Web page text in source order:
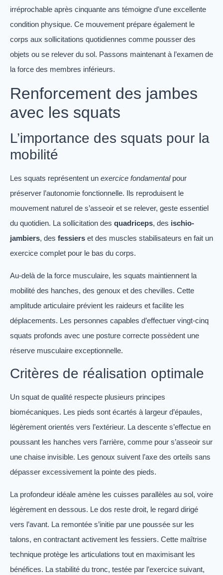
irréprochable après cinquante ans témoigne d’une excellente
condition physique. Ce mouvement prépare également le
corps aux sollicitations quotidiennes comme pousser des
objets ou se relever du sol. Passons maintenant à l’examen de
la force des membres inférieurs.
Renforcement des jambes
avec les squats
L’importance des squats pour la
mobilité
Les squats représentent un exercice fondamentalpour
préserver l’autonomie fonctionnelle. Ils reproduisent le
mouvement naturel de s’asseoir et se relever, geste essentiel
du quotidien. La sollicitation des quadriceps, des ischio-
jambiers, des fessiers et des muscles stabilisateurs en fait un
exercice complet pour le bas du corps.
Au-delà de la force musculaire, les squats maintiennent la
mobilité des hanches, des genoux et des chevilles. Cette
amplitude articulaire prévient les raideurs et facilite les
déplacements. Les personnes capables d’effectuer vingt-cinq
squats profonds avec une posture correcte possèdent une
réserve musculaire exceptionnelle.
Critères de réalisation optimale
Un squat de qualité respecte plusieurs principes
biomécaniques. Les pieds sont écartés à largeur d’épaules,
légèrement orientés vers l’extérieur. La descente s’effectue en
poussant les hanches vers l’arrière, comme pour s’asseoir sur
une chaise invisible. Les genoux suivent l’axe des orteils sans
dépasser excessivement la pointe des pieds.
La profondeur idéale amène les cuisses parallèles au sol, voire
légèrement en dessous. Le dos reste droit, le regard dirigé
vers l’avant. La remontée s’initie par une poussée sur les
talons, en contractant activement les fessiers. Cette maîtrise
technique protège les articulations tout en maximisant les
bénéfices. La stabilité du tronc, testée par l’exercice suivant,